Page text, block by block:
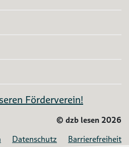
Förderverein!
© dzb lesen 2026
Datenschutz Barrierefreiheit